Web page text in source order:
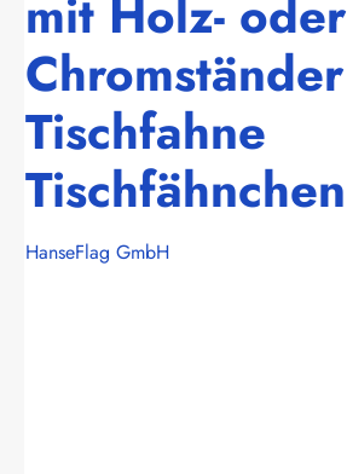
mit Holz- oder
Chromständer
Tischfahne
Tischfähnchen
HanseFlag GmbH